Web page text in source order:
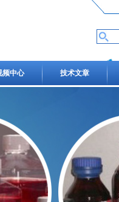
频中心 技术文章